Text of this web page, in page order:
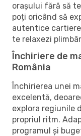
orașului fără să
poți oricând să
autentice
te relaxezi
Închiriere de
România
Închirierea unei
excelentă,
explora regiunile
propriul ritm.
programul și